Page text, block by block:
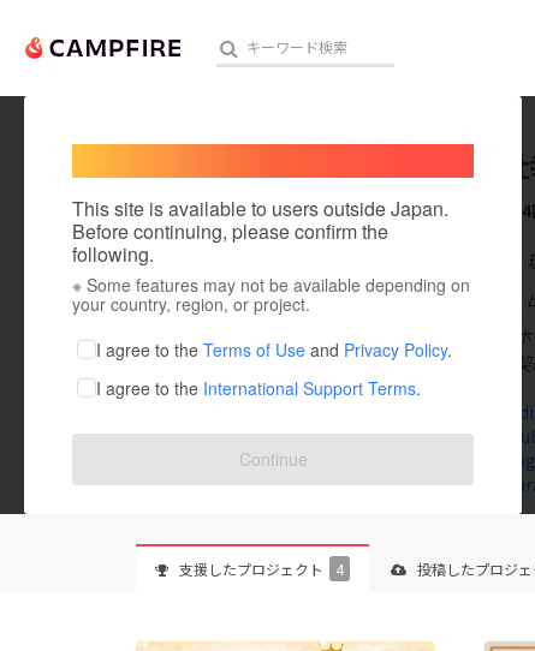
人気のプロジェクト 注目の
アート・写真
テクノロジー・ガジェット
映像・映画
ビジネス・起業
まちづくり・地域活性化
This site is available to users outside Japan.
Before continuing, please confirm the
following.
※ Some features may not be available depending on
your country, region, or project.
I agree to the Terms of Use and Privacy Policy.
I agree to the International Support Terms.
Continue
株式会
これまでに
出身国：日本
株式会社幸健
とパートナー
支援したプロジェクト 4 投稿したプロジェ